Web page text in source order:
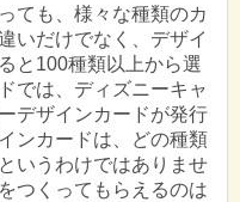
ても、様々な種類のカ
いだけでなく、デザイ
と100種類以上から選
では、ディズニーキャ
デザインカードが発行
ンカードは、どの種類
いうわけではありませ
つくってもらえるのは